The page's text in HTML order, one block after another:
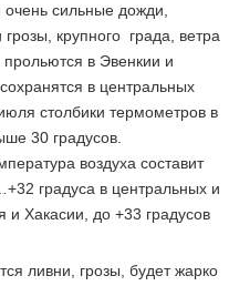
сильные дожди,
крупного града, ветра
в Эвенкии и
в центральных
столбики термометров в
30 градусов.
воздуха составит
градуса в центральных и
и Хакасии, до +33 градусов
ливни, грозы, будет жарко